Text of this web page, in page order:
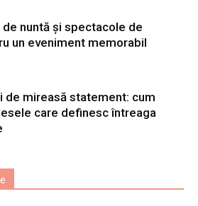
nuntă și spectacole de
un eveniment memorabil
de mireasă statement: cum
care definesc întreaga